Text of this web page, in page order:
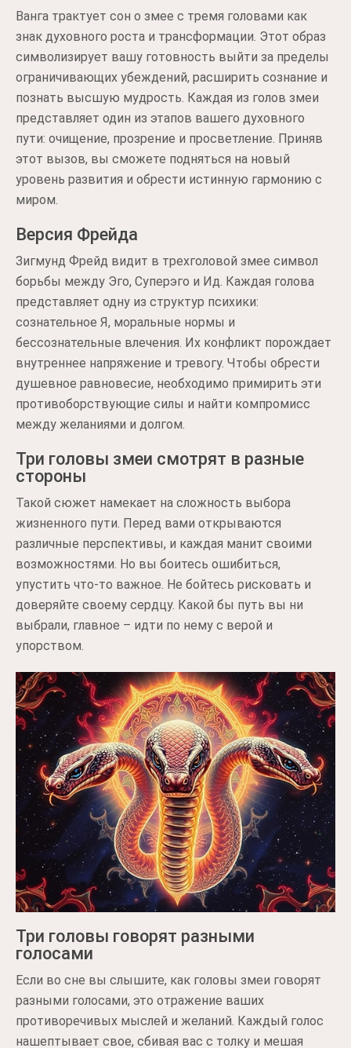
Ванга трактует сон о змее с тремя головами как
знак духовного роста и трансформации. Этот образ
символизирует вашу готовность выйти за пределы
ограничивающих убеждений, расширить сознание и
познать высшую мудрость. Каждая из голов змеи
представляет один из этапов вашего духовного
пути: очищение, прозрение и просветление. Приняв
этот вызов, вы сможете подняться на новый
уровень развития и обрести истинную гармонию с
миром.
Версия Фрейда
Зигмунд Фрейд видит в трехголовой змее символ
борьбы между Эго, Суперэго и Ид. Каждая голова
представляет одну из структур психики:
сознательное Я, моральные нормы и
бессознательные влечения. Их конфликт порождает
внутреннее напряжение и тревогу. Чтобы обрести
душевное равновесие, необходимо примирить эти
противоборствующие силы и найти компромисс
между желаниями и долгом.
Три головы змеи смотрят в разные
стороны
Такой сюжет намекает на сложность выбора
жизненного пути. Перед вами открываются
различные перспективы, и каждая манит своими
возможностями. Но вы боитесь ошибиться,
упустить что-то важное. Не бойтесь рисковать и
доверяйте своему сердцу. Какой бы путь вы ни
выбрали, главное – идти по нему с верой и
упорством.
Три головы говорят разными
голосами
Если во сне вы слышите, как головы змеи говорят
разными голосами, это отражение ваших
противоречивых мыслей и желаний. Каждый голос
нашептывает свое, сбивая вас с толку и мешая